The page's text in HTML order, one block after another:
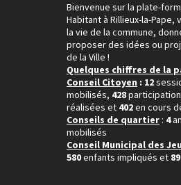
Bienvenue sur la plate-
Habitant à Rillieux-la-
la vie de la commune,
proposer des idées ou
de la Ville !
Quelques chiffres de la
Conseil Citoyen : 12
mobilisés, 428
réalisées et 402en cours
Conseils de quartier : 4
mobilisés
Conseil Municipal des
580enfants impliqués et 89